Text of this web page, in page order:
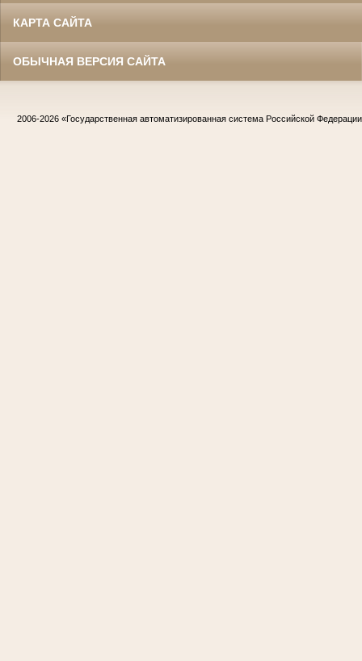
КАРТА САЙТА
ОБЫЧНАЯ ВЕРСИЯ САЙТА
2006-2026 «Государственная автоматизированная система Российской